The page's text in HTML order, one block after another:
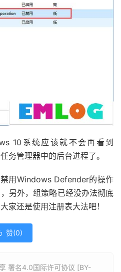
10系统应该就不会再看到
管理器中的后台进程了。
用Windows Defender的操作
另外，组策略已经没办法彻底
家还是使用注册表大法吧！
赞(0)
署名4.0国际许可协议 [BY-